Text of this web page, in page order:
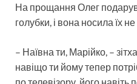
На прощання Олег
голубки, і вона носила їх
– Наївна ти, Марійко, –
навіщо ти йому тепер